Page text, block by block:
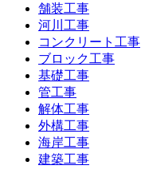
舗装工事
河川工事
コンクリート工事
ブロック工事
基礎工事
管工事
解体工事
外構工事
海岸工事
建築工事